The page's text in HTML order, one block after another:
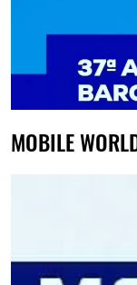
MOBILE